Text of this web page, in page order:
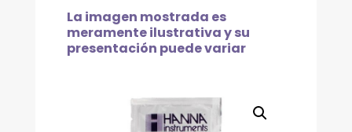
CABLE,
MALETÍN,
115V
La imagen mostrada es
meramente ilustrativa y su
presentación puede variar